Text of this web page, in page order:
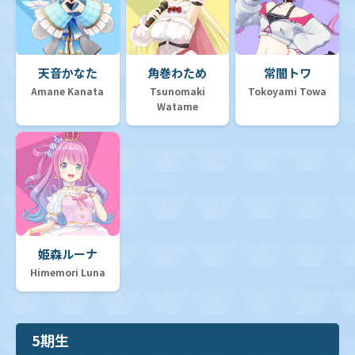
天音かなた
Amane Kanata
角巻わため
Tsunomaki
Watame
常闇トワ
Tokoyami Towa
姫森ルーナ
Himemori Luna
5期生